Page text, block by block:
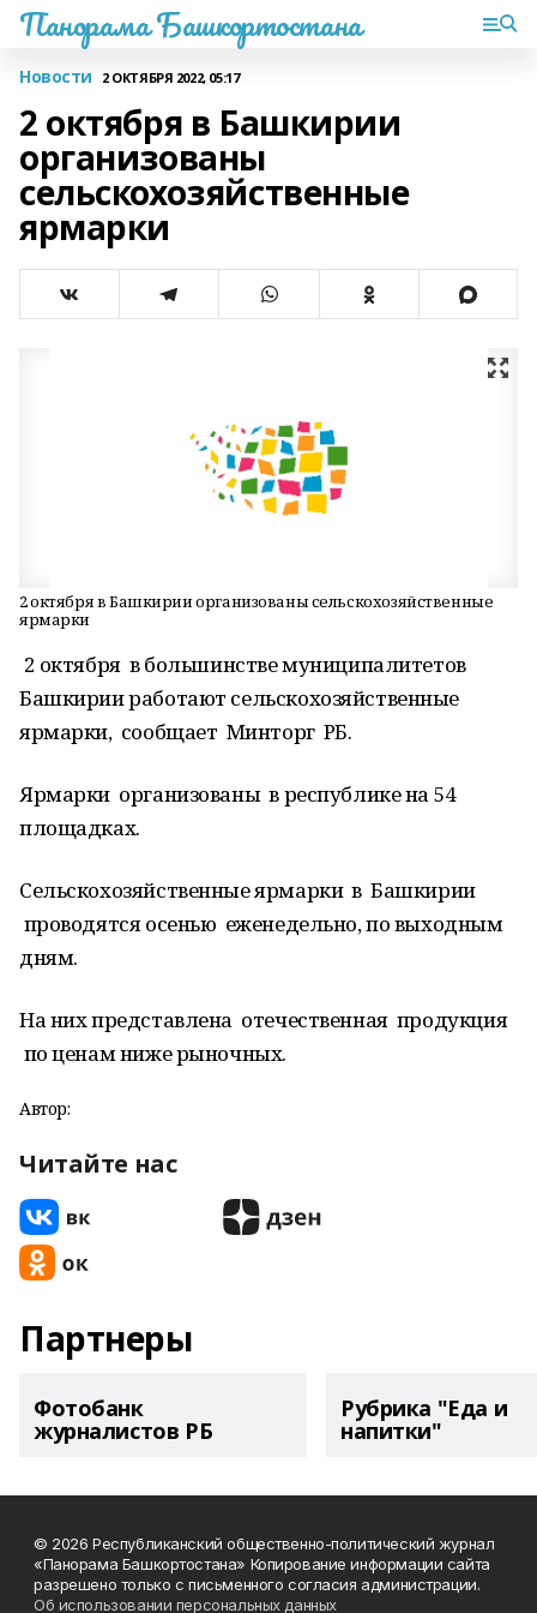
Панорама Башкортостана
Новости 2 ОКТЯБРЯ 2022, 05:17
2 октября в Башкирии
организованы
сельскохозяйственные
ярмарки
2 октября в Башкирии организованы сельскохозяйственные
ярмарки
2 октября в большинстве муниципалитетов
Башкирии работают сельскохозяйственные
ярмарки, сообщает Минторг РБ.
Ярмарки организованы в республике на 54
площадках.
Сельскохозяйственные ярмарки в Башкирии
проводятся осенью еженедельно, по выходным
дням.
На них представлена отечественная продукция
по ценам ниже рыночных.
Автор:
Читайте нас
Партнеры
Фотобанк
журналистов РБ
Рубрика "Еда и
напитки"
© 2026 Республиканский общественно-политический журнал
«Панорама Башкортостана» Копирование информации сайта
разрешено только с письменного согласия администрации.
Об использовании персональных данных